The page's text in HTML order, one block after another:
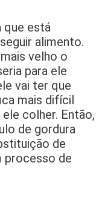
que está
alimento.
velho o
para ele
vai ter que
mais difícil
colher. Então,
de gordura
de
processo de